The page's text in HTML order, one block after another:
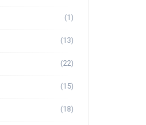
(1)
(13)
(22)
(15)
(18)